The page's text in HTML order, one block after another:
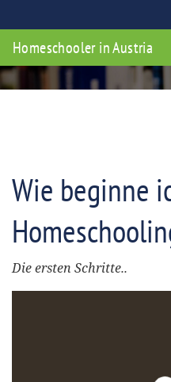
Homeschooler in Austria
Wie beginne
Die ersten Schritte..